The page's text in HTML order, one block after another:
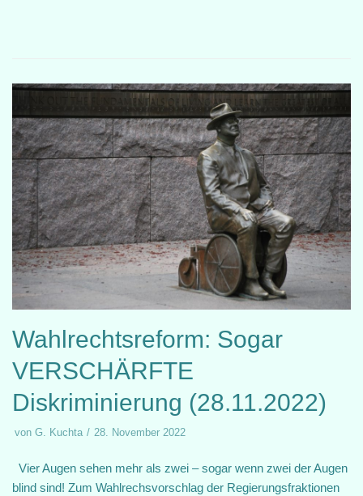
Wahlrechtsreform: Sogar
VERSCHÄRFTE
Diskriminierung (28.11.2022)
von G. Kuchta 28. November 2022
Vier Augen sehen mehr als zwei – sogar wenn zwei der Augen
blind sind! Zum Wahlrechsvorschlag der Regierungsfraktionen